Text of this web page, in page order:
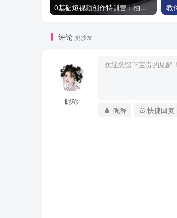
0基础短视频创作特训营：拍摄+剪辑+创作+变现方法
评论 抢沙发
昵称
昵称 快捷回复